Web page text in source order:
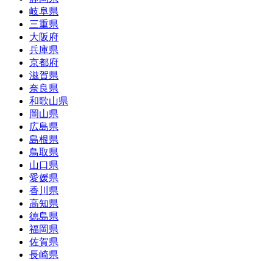
岐阜県
三重県
大阪府
兵庫県
京都府
滋賀県
奈良県
和歌山県
岡山県
広島県
島根県
鳥取県
山口県
愛媛県
香川県
高知県
徳島県
福岡県
佐賀県
長崎県